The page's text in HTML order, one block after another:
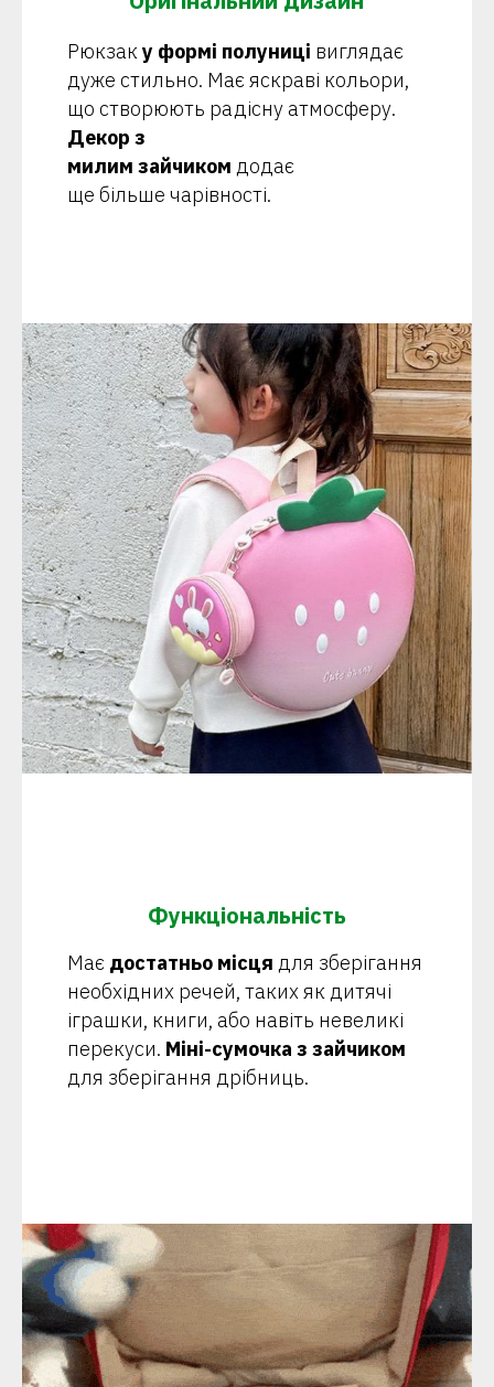
Рюкзаку формі полуниці виглядає
дуже стильно. Має яскраві кольори,
що створюють радісну атмосферу.
Декор з
милим зайчиком додає
ще більше чарівності.
Функціональність
Має достатньо місця для зберігання
необхідних речей, таких як дитячі
іграшки, книги, або навіть невеликі
перекуси. Міні-сумочка з зайчиком
для зберігання дрібниць.